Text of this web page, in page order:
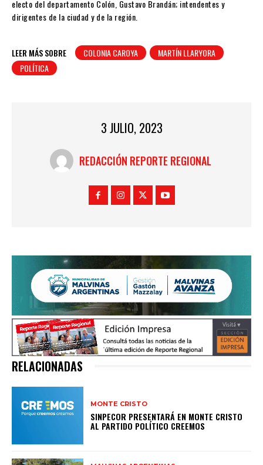
electo del departamento Colón, Gustavo Brandán; intendentes y
dirigentes de la ciudad y de la región.
LEER MÁS SOBRE COLONIA CAROYA
MARTÍN LLARYORA
POLÍTICA
3 JULIO, 2023
REDACCIÓN REPORTE REGIONAL
RELACIONADAS
MONTE CRISTO
SINPECOR PRESENTARÁ EN MONTE CRISTO
AL PARTIDO POLÍTICO CREEMOS